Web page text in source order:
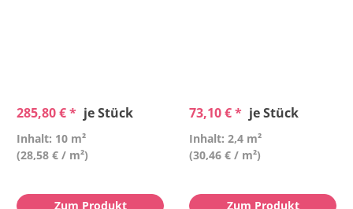
285,80 € * je Stück
Inhalt: 10 m²
(28,58 € / m²)
Zum Produkt
73,10 € * je Stück
Inhalt: 2,4 m²
(30,46 € / m²)
Zum Produkt